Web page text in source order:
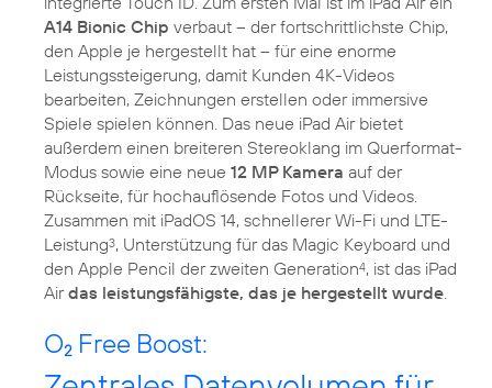
A14 Bionic Chip verbaut – der fortschrittlichste Chip,
den Apple je hergestellt hat – für eine enorme
Leistungssteigerung, damit Kunden 4K-Videos
bearbeiten, Zeichnungen erstellen oder immersive
Spiele spielen können. Das neue iPad Air bietet
außerdem einen breiteren Stereoklang im Querformat-
Modus sowie eine neue 12 MP Kamera auf der
Rückseite, für hochauflösende Fotos und Videos.
Zusammen mit iPadOS 14, schnellerer Wi-Fi und LTE-
Leistung3, Unterstützung für das Magic Keyboard und
den Apple Pencil der zweiten Generation4, ist das iPad
Airdas leistungsfähigste, das je hergestellt wurde.
O2 Free Boost: